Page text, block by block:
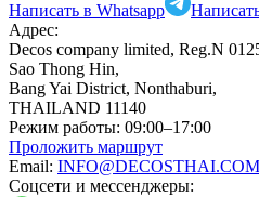
Написать в Whatsapp
Адрес:
Decos company limited, Reg.N
Sao Thong Hin,
Bang Yai District, Nonthaburi,
THAILAND 11140
Режим работы: 09:00–17:00
Проложить маршрут
Email: INFO@DECOSTHAI.COM
Соцсети и мессенджеры: